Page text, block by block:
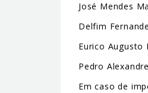
José Mendes
Delfim
Eurico Augusto
Pedro
Em caso de